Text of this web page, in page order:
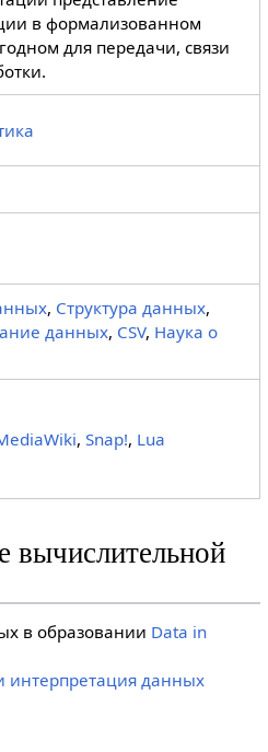
в формализованном
для передачи, связи
, Структура данных,
данных, CSV, Наука о
, Snap!, Lua
вычислительной
в образовании Data in
интерпретация данных